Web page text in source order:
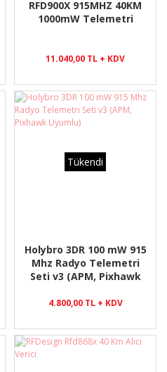
RFD900X 915MHZ 40KM
1000mW Telemetri
11.040,00 TL + KDV
Tükendi
Holybro 3DR 100 mW 915
Mhz Radyo Telemetri
Seti v3 (APM, Pixhawk
4.800,00 TL + KDV